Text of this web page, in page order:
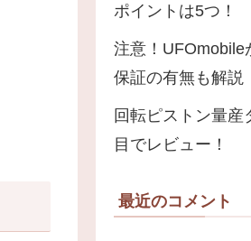
ポイントは5つ！
注意！UFOmobile
保証の有無も解説
回転ピストン量
目でレビュー！
最近のコメント